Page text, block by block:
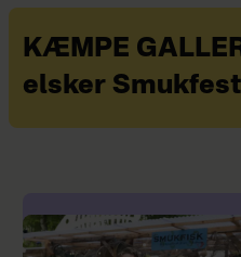
KÆMPE
elsker Smukfest